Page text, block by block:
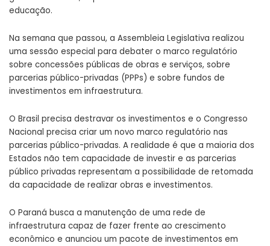
educação.
Na semana que passou, a Assembleia Legislativa realizou
uma sessão especial para debater o marco regulatório
sobre concessões públicas de obras e serviços, sobre
parcerias público-privadas (PPPs) e sobre fundos de
investimentos em infraestrutura.
O Brasil precisa destravar os investimentos e o Congresso
Nacional precisa criar um novo marco regulatório nas
parcerias público-privadas. A realidade é que a maioria dos
Estados não tem capacidade de investir e as parcerias
público privadas representam a possibilidade de retomada
da capacidade de realizar obras e investimentos.
O Paraná busca a manutenção de uma rede de
infraestrutura capaz de fazer frente ao crescimento
econômico e anunciou um pacote de investimentos em